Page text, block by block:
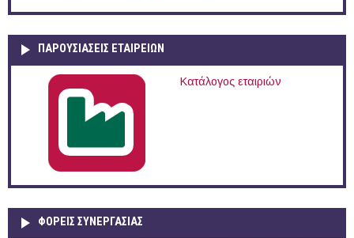
ΠΑΡΟΥΣΙΆΣΕΙΣ ΕΤΑΙΡΕΙΏΝ
Κατάλογος εταιριών
ΦΟΡΕΙΣ ΣΥΝΕΡΓΑΣΙΑΣ